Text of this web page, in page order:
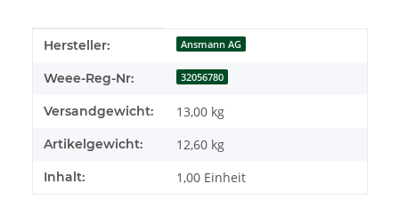
Produkteigenschaft
Wert
Hersteller: Ansmann AG
Weee-Reg-Nr: 32056780
Versandgewicht: 13,00 kg
Artikelgewicht: 12,60 kg
Inhalt: 1,00 Einheit